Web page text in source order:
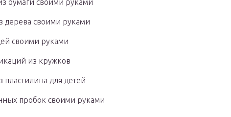
бумаги своими руками
дерева своими руками
своими руками
из кружков
для детей
пробок своими руками